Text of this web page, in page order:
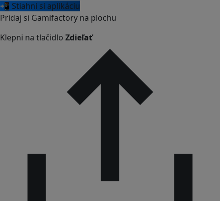
📲 Stiahni si aplikáciu
Pridaj si Gamifactory na plochu
Klepni na tlačidlo Zdieľať